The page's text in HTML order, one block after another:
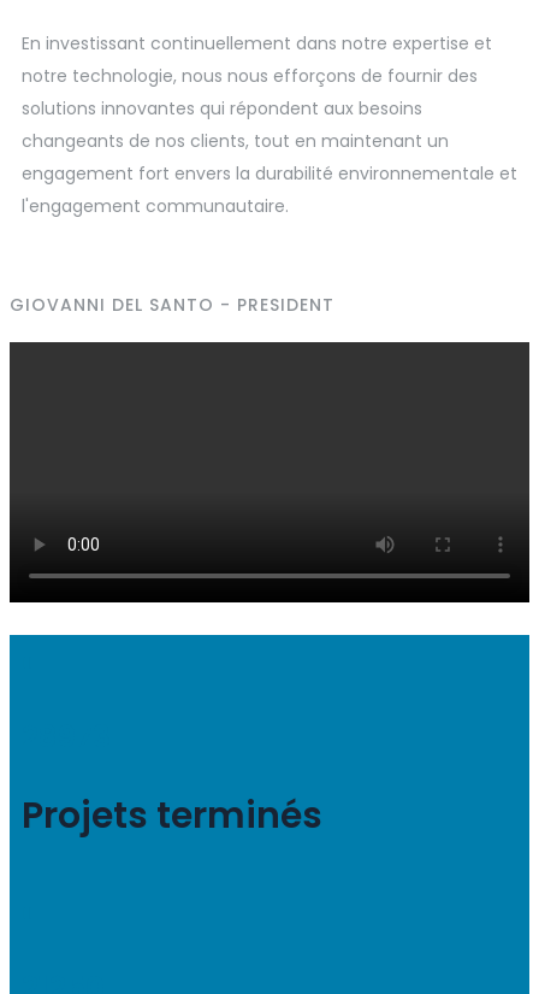
En investissant continuellement dans notre expertise et
notre technologie, nous nous efforçons de fournir des
solutions innovantes qui répondent aux besoins
changeants de nos clients, tout en maintenant un
engagement fort envers la durabilité environnementale et
l'engagement communautaire.
GIOVANNI DEL SANTO - PRESIDENT
Projets terminés